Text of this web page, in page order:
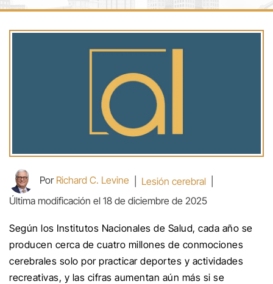
Por Richard C. Levine Lesión cerebral
Última modificación el 18 de diciembre de 2025
Según los Institutos Nacionales de Salud, cada año se
producen cerca de cuatro millones de conmociones
cerebrales solo por practicar deportes y actividades
recreativas, y las cifras aumentan aún más si se